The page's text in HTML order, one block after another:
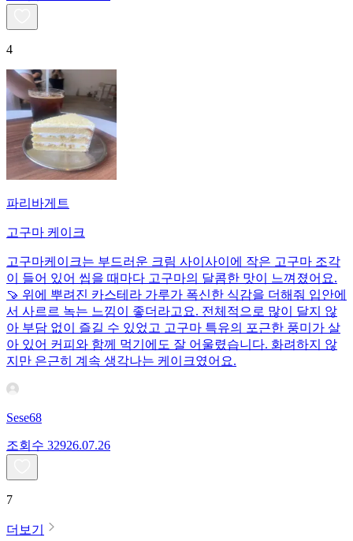
4
파리바게트
고구마 케이크
고구마케이크는 부드러운 크림 사이사이에 작은 고구마 조각
이 들어 있어 씹을 때마다 고구마의 달콤한 맛이 느껴졌어요.
🍠 위에 뿌려진 카스테라 가루가 폭신한 식감을 더해줘 입안에
서 사르르 녹는 느낌이 좋더라고요. 전체적으로 많이 달지 않
아 부담 없이 즐길 수 있었고 고구마 특유의 포근한 풍미가 살
아 있어 커피와 함께 먹기에도 잘 어울렸습니다. 화려하지 않
지만 은근히 계속 생각나는 케이크였어요.
Sese68
조회수 32926.07.26
7
더보기